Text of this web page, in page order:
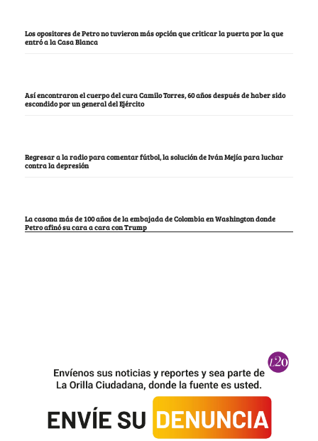
Los opositores de Petro no tuvieron más opción que criticar la puerta por la que
entró a la Casa Blanca
Así encontraron el cuerpo del cura Camilo Torres, 60 años después de haber sido
escondido por un general del Ejército
Regresar a la radio para comentar fútbol, la solución de Iván Mejía para luchar
contra la depresión
La casona más de 100 años de la embajada de Colombia en Washington donde
Petro afinó su cara a cara con Trump